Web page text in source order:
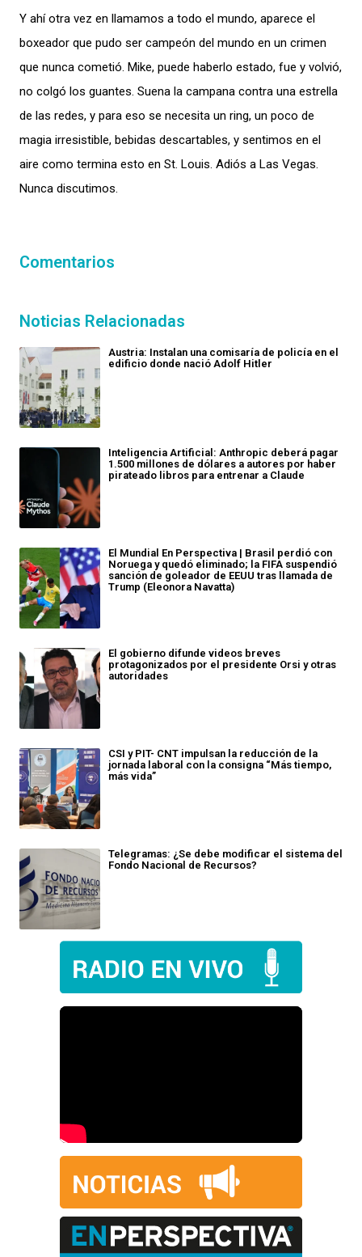
Y ahí otra vez en llamamos a todo el mundo, aparece el
boxeador que pudo ser campeón del mundo en un crimen
que nunca cometió. Mike, puede haberlo estado, fue y volvió,
no colgó los guantes. Suena la campana contra una estrella
de las redes, y para eso se necesita un ring, un poco de
magia irresistible, bebidas descartables, y sentimos en el
aire como termina esto en St. Louis. Adiós a Las Vegas.
Nunca discutimos.
Comentarios
Noticias Relacionadas
Austria: Instalan una comisaría de policía en el
edificio donde nació Adolf Hitler
Inteligencia Artificial: Anthropic deberá pagar
1.500 millones de dólares a autores por haber
pirateado libros para entrenar a Claude
El Mundial En Perspectiva | Brasil perdió con
Noruega y quedó eliminado; la FIFA suspendió
sanción de goleador de EEUU tras llamada de
Trump (Eleonora Navatta)
El gobierno difunde videos breves
protagonizados por el presidente Orsi y otras
autoridades
CSI y PIT- CNT impulsan la reducción de la
jornada laboral con la consigna “Más tiempo,
más vida”
Telegramas: ¿Se debe modificar el sistema del
Fondo Nacional de Recursos?